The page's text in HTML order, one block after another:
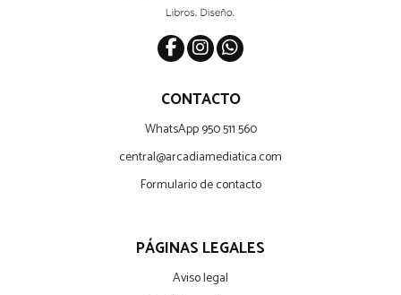
CONTACTO
WhatsApp 950 511 560
central@arcadiamediatica.com
Formulario de contacto
PÁGINAS LEGALES
Aviso legal